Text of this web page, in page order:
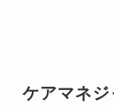
ケアマネ